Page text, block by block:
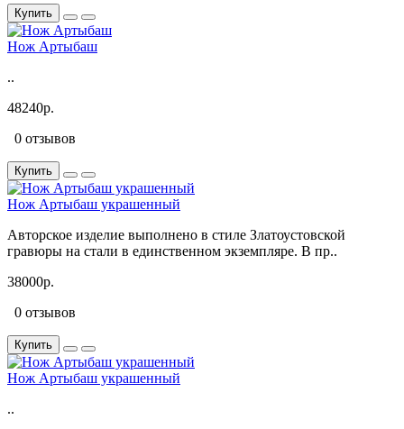
Купить
Нож Артыбаш
..
48240р.
0 отзывов
Купить
Нож Артыбаш украшенный
Авторское изделие выполнено в стиле Златоустовской
гравюры на стали в единственном экземпляре. В пр..
38000р.
0 отзывов
Купить
Нож Артыбаш украшенный
..